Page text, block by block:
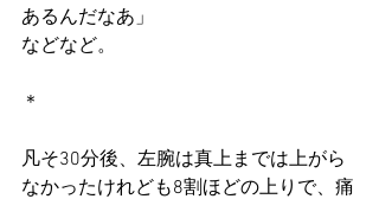
あるんだなあ」
などなど。
＊
凡そ30分後、左腕は真上までは上がら
なかったけれども8割ほどの上りで、痛